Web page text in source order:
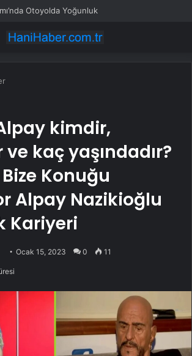
Otoyolda Yoğunluk
kimdir,
kaç yaşındadır?
Konuğu
Alpay Nazikioğlu
Kariyeri
Ocak 15, 2023 0 11